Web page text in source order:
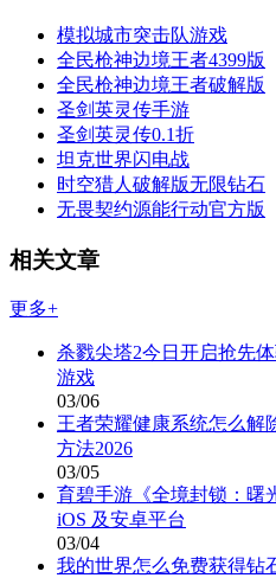
模拟城市突击队游戏
全民枪神边境王者4399版
全民枪神边境王者破解版
圣剑英灵传手游
圣剑英灵传0.1折
坦克世界闪电战
时空猎人破解版无限钻石
无畏契约源能行动官方版
相关文章
更多+
杀戮尖塔2今日开启抢先
游戏
03/06
王者荣耀健康系统怎么解
方法2026
03/05
育碧手游《全境封锁：曙
iOS 及安卓平台
03/04
我的世界怎么免费获得钻